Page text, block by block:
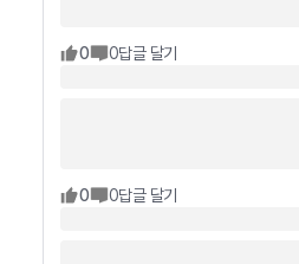
0 0답글 달기
0 0답글 달기